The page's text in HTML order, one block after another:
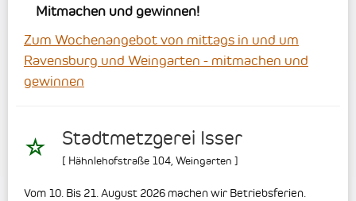
Mitmachen und gewinnen!
Zum Wochenangebot von mittags in und um
Ravensburg und Weingarten - mitmachen und
gewinnen
Stadtmetzgerei Isser
[ Hähnlehofstraße 104,Weingarten ]
Vom 10. Bis 21. August 2026 machen wir Betriebsferien.